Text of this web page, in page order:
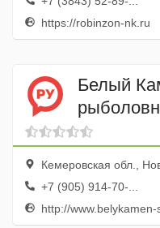
https://robinzon-nk.ru
Белый
магазинов
Кемеровская обл.,
+7 (905) 914-70-...
http://www.belykamen-